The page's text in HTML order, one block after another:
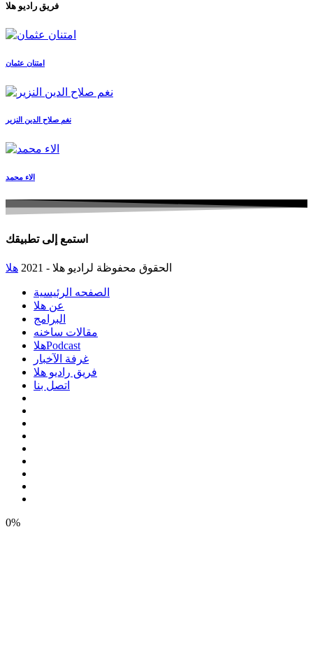
فريق راديو هلا
امتنان عثمان
نغم صلاح الدين النزير
الاء محمد
استمع إلى تطبيقك
الحقوق محفوظة لراديو هلا - 2021 هلا
الصفحه الرئيسية
عن هلا
البرامج
مقالات ساخنه
هلاPodcast
غرفة الآخبار
فريق راديو هلا
اتصل بنا
0%